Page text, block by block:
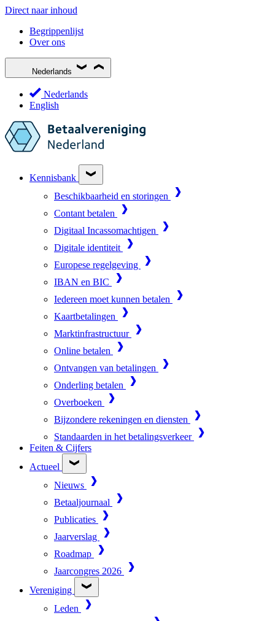
Direct naar inhoud
Begrippenlijst
Over ons
Nederlands
Nederlands
English
Kennisbank
Beschikbaarheid en storingen
Contant betalen
Digitaal Incassomachtigen
Digitale identiteit
Europese regelgeving
IBAN en BIC
Iedereen moet kunnen betalen
Kaartbetalingen
Marktinfrastructuur
Online betalen
Ontvangen van betalingen
Onderling betalen
Overboeken
Bijzondere rekeningen en diensten
Standaarden in het betalingsverkeer
Feiten & Cijfers
Actueel
Nieuws
Betaaljournaal
Publicaties
Jaarverslag
Roadmap
Jaarcongres 2026
Vereniging
Leden